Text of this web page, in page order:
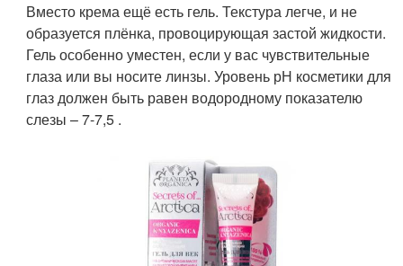
Вместо крема ещё есть гель. Текстура легче, и не
образуется плёнка, провоцирующая застой жидкости.
Гель особенно уместен, если у вас чувствительные
глаза или вы носите линзы. Уровень рН косметики для
глаз должен быть равен водородному показателю
слезы – 7-7,5 .